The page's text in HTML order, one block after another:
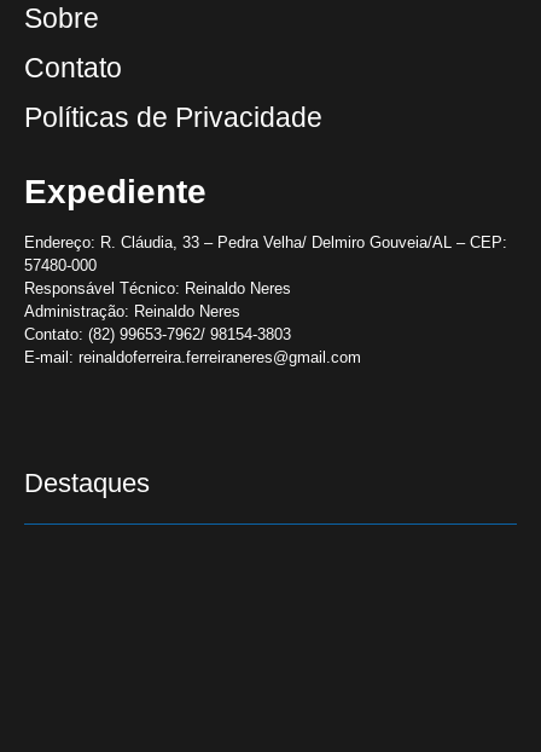
Sobre
Contato
Políticas de Privacidade
Expediente
Endereço: R. Cláudia, 33 – Pedra Velha/ Delmiro Gouveia/AL – CEP:
57480-000
Responsável Técnico: Reinaldo Neres
Administração: Reinaldo Neres
Contato: (82) 99653-7962/ 98154-3803
E-mail: reinaldoferreira.ferreiraneres@gmail.com
Destaques